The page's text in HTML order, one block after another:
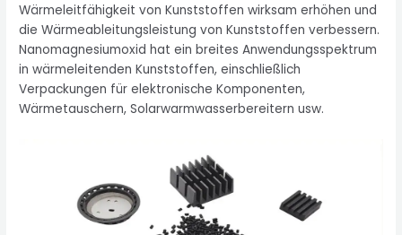
Wärmeleitfähigkeit von Kunststoffen wirksam erhöhen und
die Wärmeableitungsleistung von Kunststoffen verbessern.
Nanomagnesiumoxid hat ein breites Anwendungsspektrum
in wärmeleitenden Kunststoffen, einschließlich
Verpackungen für elektronische Komponenten,
Wärmetauschern, Solarwarmwasserbereitern usw.